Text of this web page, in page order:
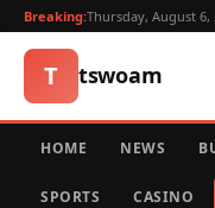
Breaking:Thursday, August 6,
T tswoam
HOME NEWS
SPORTS CASINO